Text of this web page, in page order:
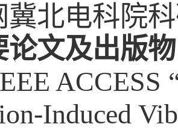
冀北电科院
论文及出版物
ACCESS
Induced